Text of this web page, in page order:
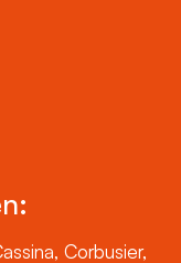
Corbusier,